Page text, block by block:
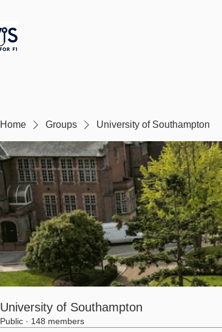
Home Groups University of Southampton
University of Southampton
Public · 148 members